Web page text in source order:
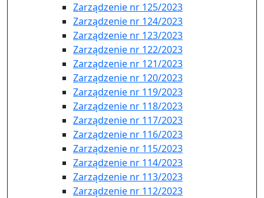
Zarządzenie nr 125/2023
Zarządzenie nr 124/2023
Zarządzenie nr 123/2023
Zarządzenie nr 122/2023
Zarządzenie nr 121/2023
Zarządzenie nr 120/2023
Zarządzenie nr 119/2023
Zarządzenie nr 118/2023
Zarządzenie nr 117/2023
Zarządzenie nr 116/2023
Zarządzenie nr 115/2023
Zarządzenie nr 114/2023
Zarządzenie nr 113/2023
Zarządzenie nr 112/2023